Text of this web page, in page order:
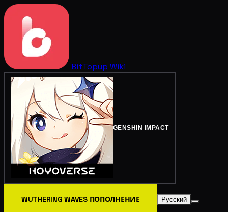
BitTopup Wiki
GENSHIN IMPACT
WUTHERING WAVES ПОПОЛНЕНИЕ Русский